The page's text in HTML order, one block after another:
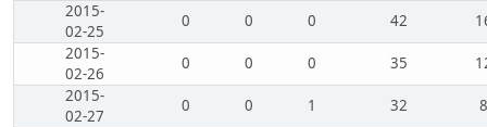
2015-
02-25
0 0 0 42
2015-
02-26
0 0 0 35
2015-
02-27
0 0 1 32